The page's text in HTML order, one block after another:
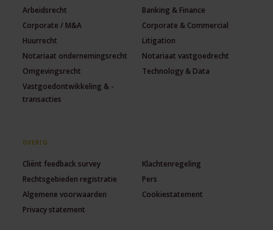
Arbeidsrecht
Banking & Finance
Corporate / M&A
Corporate & Commercial
Huurrecht
Litigation
Notariaat ondernemingsrecht
Notariaat vastgoedrecht
Omgevingsrecht
Technology & Data
Vastgoedontwikkeling & -
transacties
OVERIG
Cliënt feedback survey
Klachtenregeling
Rechtsgebieden registratie
Pers
Algemene voorwaarden
Cookiestatement
Privacy statement